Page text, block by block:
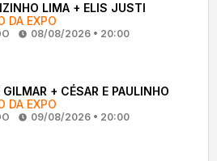
LIMA + ELIS JUSTI
DA EXPO
08/08/2026 • 20:00
GILMAR + CÉSAR E PAULINHO
DA EXPO
09/08/2026 • 20:00